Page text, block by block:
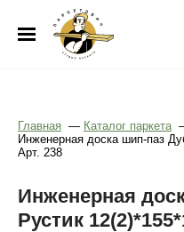
Главная — Каталог паркета
Инженерная доска шип-паз
Арт. 238
Инженерная
Рустик